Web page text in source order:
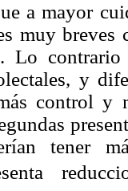
a mayor
muy
Lo contrario
y
control y
tener